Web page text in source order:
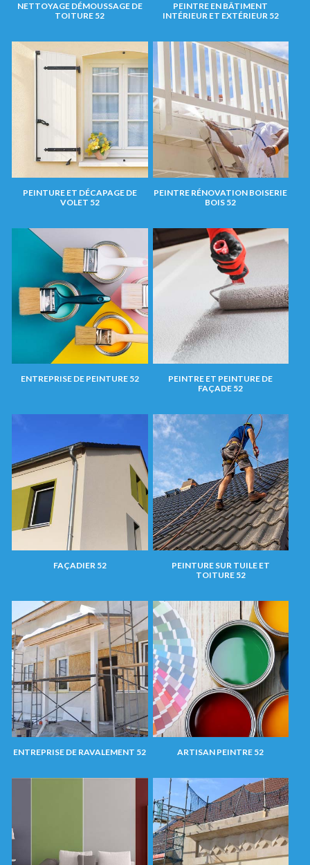
NETTOYAGE DÉMOUSSAGE DE
TOITURE 52
PEINTRE EN BÂTIMENT
INTÉRIEUR ET EXTÉRIEUR 52
PEINTURE ET DÉCAPAGE DE
VOLET 52
PEINTRE RÉNOVATION BOISERIE
BOIS 52
ENTREPRISE DE PEINTURE 52
PEINTRE ET PEINTURE DE
FAÇADE 52
FAÇADIER 52
PEINTURE SUR TUILE ET
TOITURE 52
ENTREPRISE DE RAVALEMENT 52 ARTISAN PEINTRE 52